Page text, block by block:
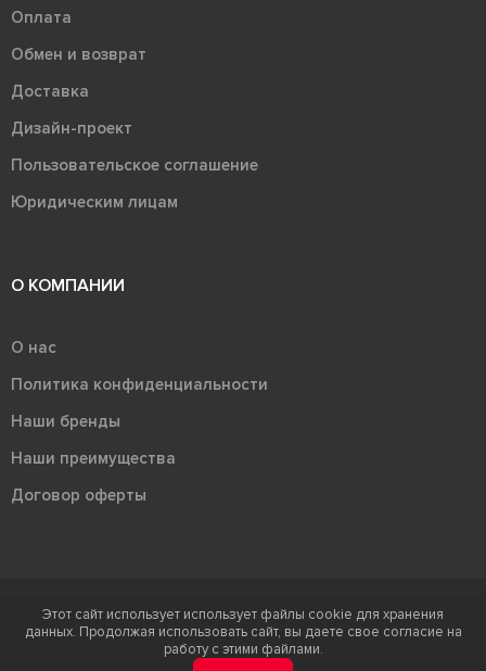
Оплата
Обмен и возврат
Доставка
Дизайн-проект
Пользовательское соглашение
Юридическим лицам
О КОМПАНИИ
О нас
Политика конфиденциальности
Наши бренды
Наши преимущества
Договор оферты
Терра - территория керамики 2026
Ⓒ Правообладателем товарного знака "Терра" является ООО "Атлас-
Этот сайт использует использует файлы cookie для хранения
данных. Продолжая использовать сайт, вы даете свое согласие на
работу с этими файлами.